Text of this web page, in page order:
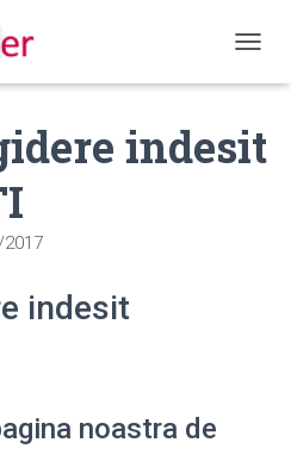
indesit
indesit
noastra de